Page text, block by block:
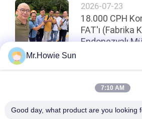
2026-07-23
18.000 CPH
FAT'ı (Fabrika
Endonezyalı
Sayfanın Üstü
Mr.Howie Sun
7:10 AM
Good day, what product are you looking